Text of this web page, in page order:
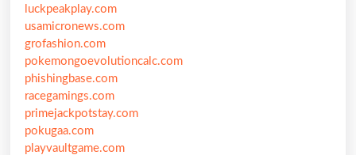
luckpeakplay.com
usamicronews.com
grofashion.com
pokemongoevolutioncalc.com
phishingbase.com
racegamings.com
primejackpotstay.com
pokugaa.com
playvaultgame.com